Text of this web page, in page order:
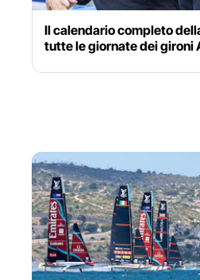
Il calendario completo
tutte le giornate dei gironi